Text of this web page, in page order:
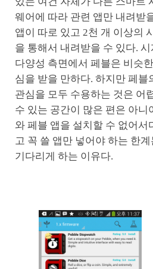
웨어에 따라 관련 앱만 내려받
앱이 따로 있고 2천 개 이상의
을 통해서 내려받을 수 있다.
다양성 측면에서 페블은 비슷
심을 받을 만하다. 하지만 페블
관심을 모두 수용하는 것은 어
수 있는 공간이 많은 편은 아니
와 페블 앱을 설치할 수 없어서
고 꼭 쓸 앱만 넣어야 하는 한
기다리게 하는 이유다.